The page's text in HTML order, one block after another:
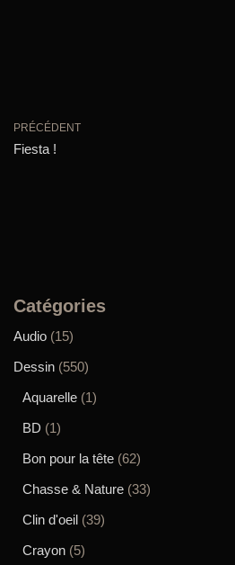
PRÉCÉDENT
Fiesta !
Catégories
Audio (15)
Dessin (550)
Aquarelle (1)
BD (1)
Bon pour la tête (62)
Chasse & Nature (33)
Clin d'oeil (39)
Crayon (5)